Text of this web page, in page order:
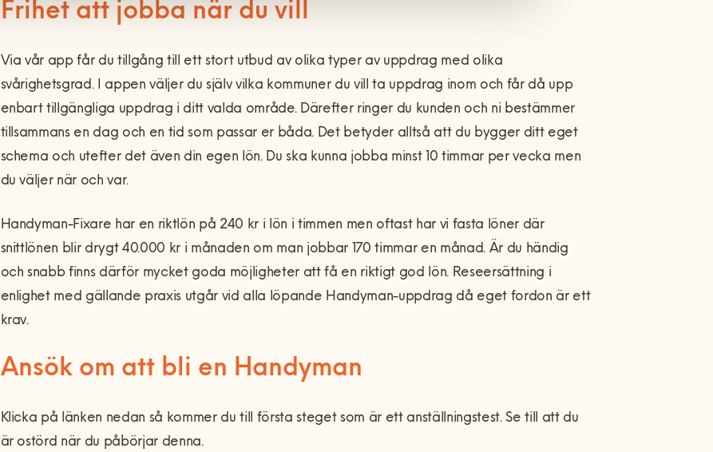
Frihet att jobba när du vill
Via vår app får du tillgång till ett stort utbud av olika typer av uppdrag med olika
svårighetsgrad. I appen väljer du själv vilka kommuner du vill ta uppdrag inom och får då upp
enbart tillgängliga uppdrag i ditt valda område. Därefter ringer du kunden och ni bestämmer
tillsammans en dag och en tid som passar er båda. Det betyder alltså att du bygger ditt eget
schema och utefter det även din egen lön. Du ska kunna jobba minst 10 timmar per vecka men
du väljer när och var.
Handyman-Fixare har en riktlön på 240 kr i lön i timmen men oftast har vi fasta löner där
snittlönen blir drygt 40.000 kr i månaden om man jobbar 170 timmar en månad. Är du händig
och snabb finns därför mycket goda möjligheter att få en riktigt god lön. Reseersättning i
enlighet med gällande praxis utgår vid alla löpande Handyman-uppdrag då eget fordon är ett
krav.
Ansök om att bli en Handyman
Klicka på länken nedan så kommer du till första steget som är ett anställningstest. Se till att du
är ostörd när du påbörjar denna.